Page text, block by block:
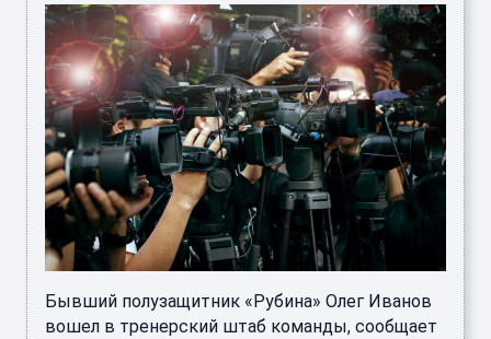
Бывший полузащитник «Рубина» Олег Иванов
вошел в тренерский штаб команды, сообщает